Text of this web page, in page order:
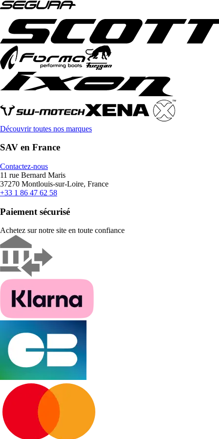
Découvrir toutes nos marques
SAV en France
Contactez-nous
11 rue Bernard Maris
37270 Montlouis-sur-Loire, France
+33 1 86 47 62 58
Paiement sécurisé
Achetez sur notre site en toute confiance